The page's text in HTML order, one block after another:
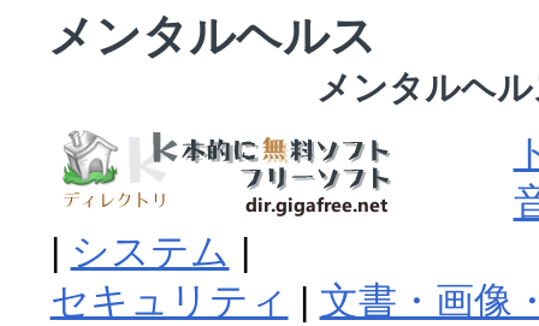
メンタルヘルス
メンタルヘ
| システム |
セキュリティ | 文書・画像